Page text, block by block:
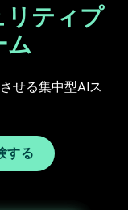
ティプ
ム
せる集中型AIス
する